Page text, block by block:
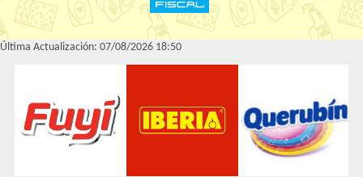
Última Actualización: 07/08/2026 18:50